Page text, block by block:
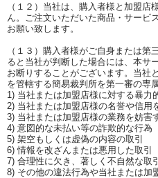
（１２）当社は、購入者様と加盟
ん。ご注文いただいた商品・サービ
お願い致します。
（１３）購入者様がご自身または
ると当社が判断した場合には、本サ
お断りすることがございます。当社
を管轄する簡易裁判所を第一審の専
1) 当社または加盟店様に対する暴力
2) 当社または加盟店様の名誉や信用
3) 当社または加盟店様の業務を妨害
4) 意図的な未払い等の詐欺的な行為
5) 架空もしくは虚偽の内容の取引
6) 情報を改ざんまたは悪用した取引
7) 合理性に欠き、著しく不自然な取
8) その他の違法行為や当社または加